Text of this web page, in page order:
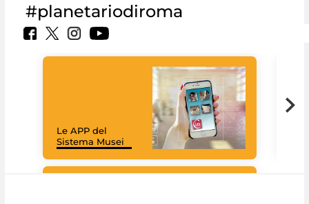
#planetariodiroma
Le APP del
Sistema Musei